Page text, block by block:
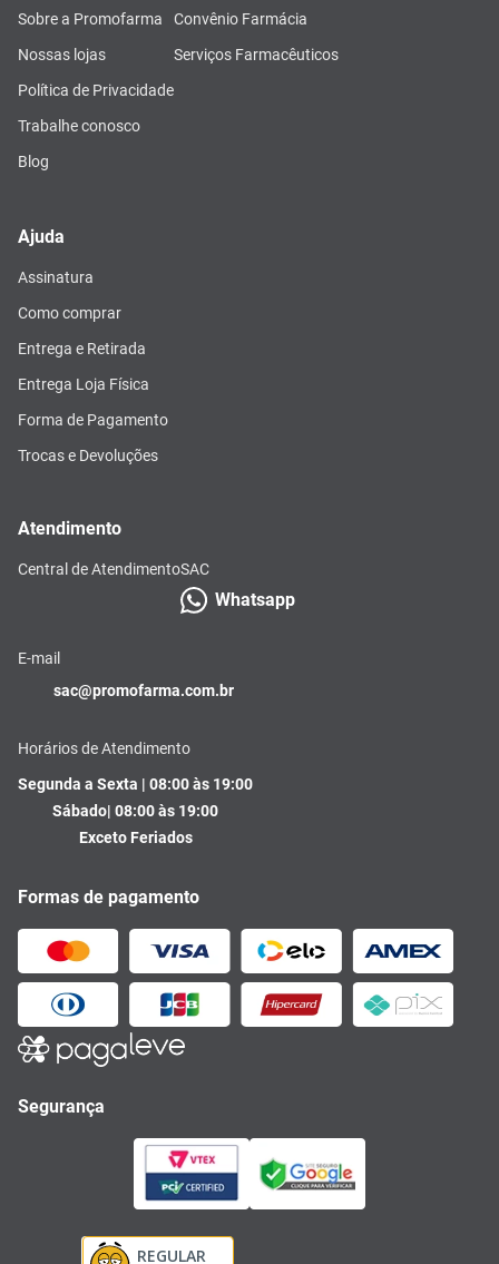
Sobre a Promofarma
Nossas lojas
Política de Privacidade
Trabalhe conosco
Blog
Convênio Farmácia
Serviços Farmacêuticos
Ajuda
Assinatura
Como comprar
Entrega e Retirada
Entrega Loja Física
Forma de Pagamento
Trocas e Devoluções
Atendimento
Central de AtendimentoSAC
Whatsapp
E-mail
sac@promofarma.com.br
Horários de Atendimento
Segunda a Sexta | 08:00 às 19:00
Sábado| 08:00 às 19:00
Exceto Feriados
Formas de pagamento
Segurança